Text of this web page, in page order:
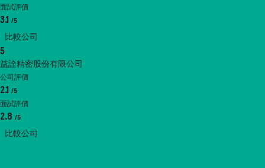
面試評價
3.1 /5
比較公司
5
益詮精密股份有限公司
公司評價
2.1 /5
面試評價
2.8 /5
比較公司